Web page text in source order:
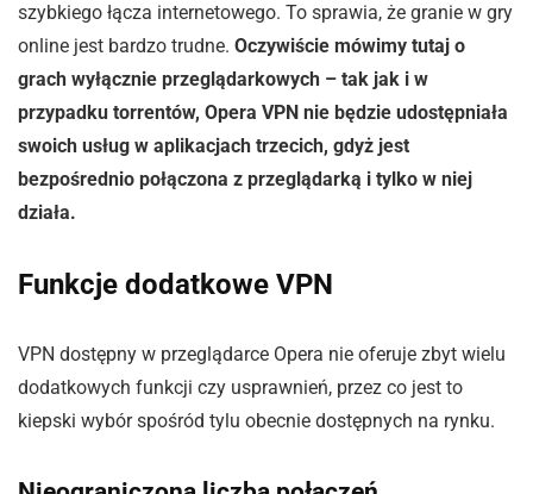
szybkiego łącza internetowego. To sprawia, że granie w gry
online jest bardzo trudne. Oczywiście mówimy tutaj o
grach wyłącznie przeglądarkowych – tak jak i w
przypadku torrentów, Opera VPN nie będzie udostępniała
swoich usług w aplikacjach trzecich, gdyż jest
bezpośrednio połączona z przeglądarką i tylko w niej
działa.
Funkcje dodatkowe VPN
VPN dostępny w przeglądarce Opera nie oferuje zbyt wielu
dodatkowych funkcji czy usprawnień, przez co jest to
kiepski wybór spośród tylu obecnie dostępnych na rynku.